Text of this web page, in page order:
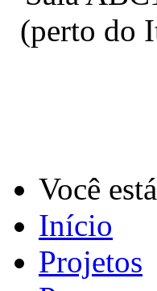
(perto do
Você
Início
Projetos